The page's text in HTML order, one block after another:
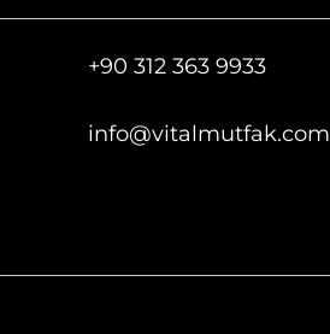
+90 312 363 9933
info@vitalmutfak.com